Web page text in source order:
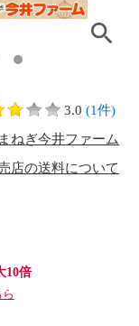
3.0 (1件)
ねぎ今井ファーム
店の送料について
10倍